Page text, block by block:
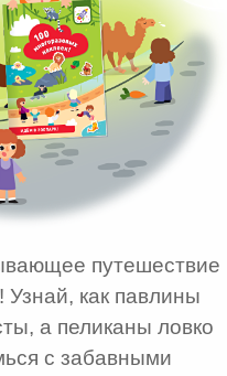
путешествие
Узнай, как павлины
а пеликаны ловко
с забавными